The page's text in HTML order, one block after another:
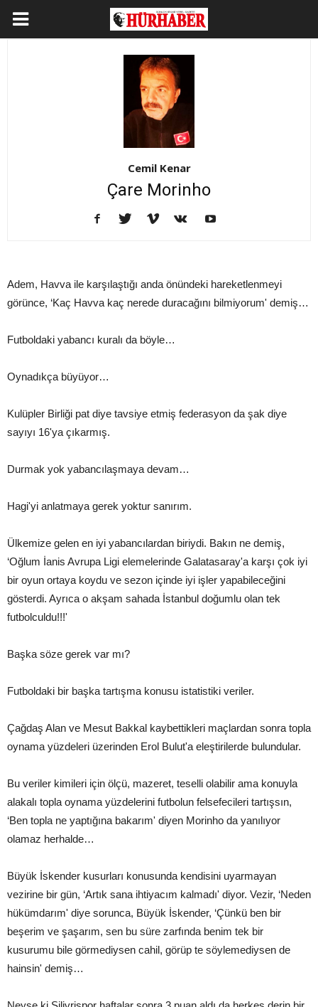
Cemil Kenar
Çare Morinho
Adem, Havva ile karşılaştığı anda önündeki hareketlenmeyi
görünce, ‘Kaç Havva kaç nerede duracağını bilmiyorum' demiş…
Futboldaki yabancı kuralı da böyle…
Oynadıkça büyüyor…
Kulüpler Birliği pat diye tavsiye etmiş federasyon da şak diye
sayıyı 16'ya çıkarmış.
Durmak yok yabancılaşmaya devam…
Hagi'yi anlatmaya gerek yoktur sanırım.
Ülkemize gelen en iyi yabancılardan biriydi. Bakın ne demiş,
‘Oğlum İanis Avrupa Ligi elemelerinde Galatasaray'a karşı çok iyi
bir oyun ortaya koydu ve sezon içinde iyi işler yapabileceğini
gösterdi. Ayrıca o akşam sahada İstanbul doğumlu olan tek
futbolculdu!!!'
Başka söze gerek var mı?
Futboldaki bir başka tartışma konusu istatistiki veriler.
Çağdaş Alan ve Mesut Bakkal kaybettikleri maçlardan sonra topla
oynama yüzdeleri üzerinden Erol Bulut'a eleştirilerde bulundular.
Bu veriler kimileri için ölçü, mazeret, teselli olabilir ama konuyla
alakalı topla oynama yüzdelerini futbolun felsefecileri tartışsın,
‘Ben topla ne yaptığına bakarım' diyen Morinho da yanılıyor
olamaz herhalde…
Büyük İskender kusurları konusunda kendisini uyarmayan
vezirine bir gün, ‘Artık sana ihtiyacım kalmadı' diyor. Vezir, ‘Neden
hükümdarım' diye sorunca, Büyük İskender, ‘Çünkü ben bir
beşerim ve şaşarım, sen bu süre zarfında benim tek bir
kusurumu bile görmediysen cahil, görüp te söylemediysen de
hainsin' demiş…